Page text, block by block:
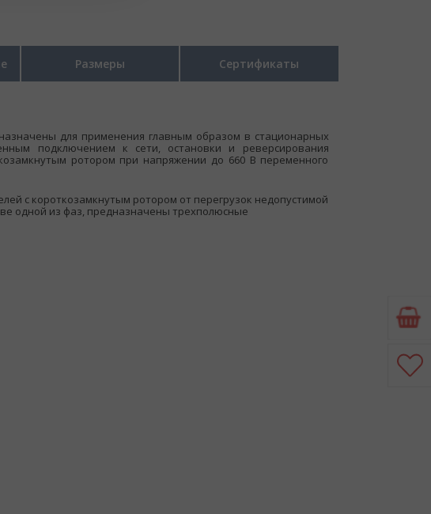
Размеры Сертификаты
для применения главным образом в стационарных
подключением к сети, остановки и реверсирования
ротором при напряжении до 660 В переменного
с короткозамкнутым ротором от перегрузок недопустимой
одной из фаз, предназначены трехполюсные